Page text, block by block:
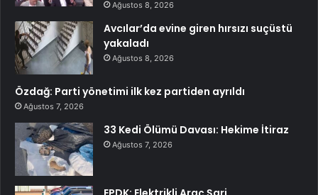
Ağustos 8, 2026
Avcılar’da evine giren hırsızı suçüstü
yakaladı
Ağustos 8, 2026
Özdağ: Parti yönetimi ilk kez partiden ayrıldı
Ağustos 7, 2026
33 Kedi Ölümü Davası: Hekime İtiraz
Ağustos 7, 2026